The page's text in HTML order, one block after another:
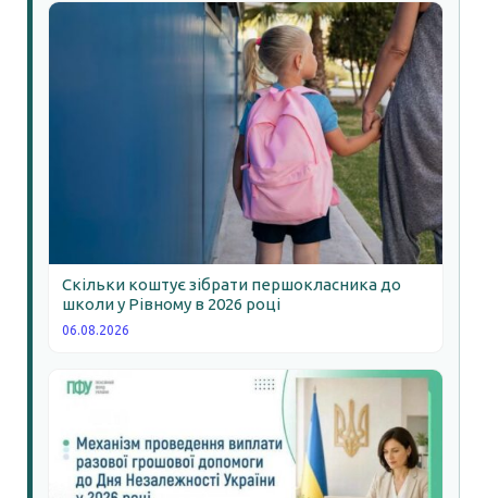
Скільки коштує зібрати першокласника до
школи у Рівному в 2026 році
06.08.2026